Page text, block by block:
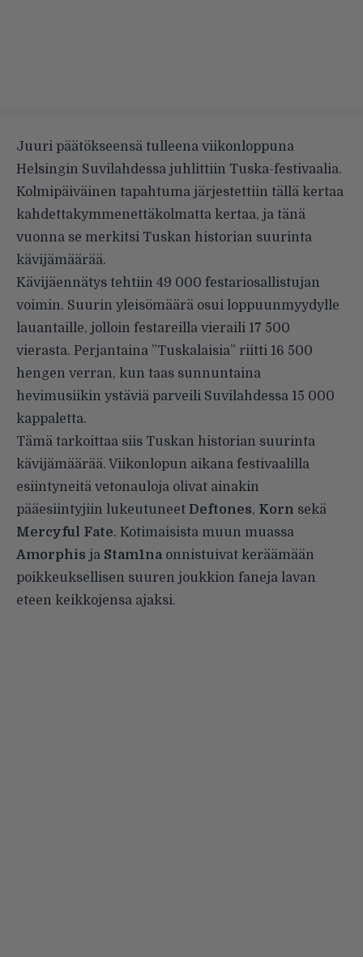
Juuri päätökseensä tulleena viikonloppuna
Helsingin Suvilahdessa juhlittiin Tuska-festivaalia.
Kolmipäiväinen tapahtuma järjestettiin tällä kertaa
kahdettakymmenettäkolmatta kertaa, ja tänä
vuonna se merkitsi Tuskan historian suurinta
kävijämäärää.
Kävijäennätys tehtiin 49 000 festariosallistujan
voimin. Suurin yleisömäärä osui loppuunmyydylle
lauantaille, jolloin festareilla vieraili 17 500
vierasta. Perjantaina ”Tuskalaisia” riitti 16 500
hengen verran, kun taas sunnuntaina
hevimusiikin ystäviä parveili Suvilahdessa 15 000
kappaletta.
Tämä tarkoittaa siis Tuskan historian suurinta
kävijämäärää. Viikonlopun aikana festivaalilla
esiintyneitä vetonauloja olivat ainakin
pääesiintyjiin lukeutuneet Deftones, Korn sekä
Mercyful
Fate. Kotimaisista muun muassa
Amorphis ja Stam1na onnistuivat keräämään
poikkeuksellisen suuren joukkion faneja lavan
eteen keikkojensa ajaksi.